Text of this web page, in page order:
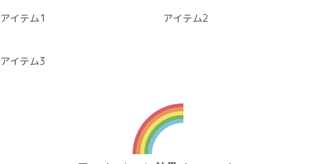
アイテム1 アイテム2
アイテム3